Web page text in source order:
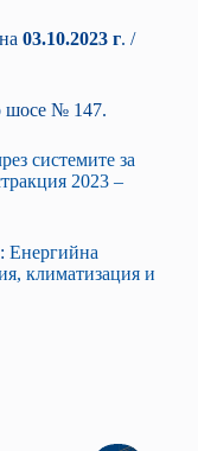
03.10.2023 г. /
шосе № 147.
системите за
2023 –
Енергийна
климатизация и